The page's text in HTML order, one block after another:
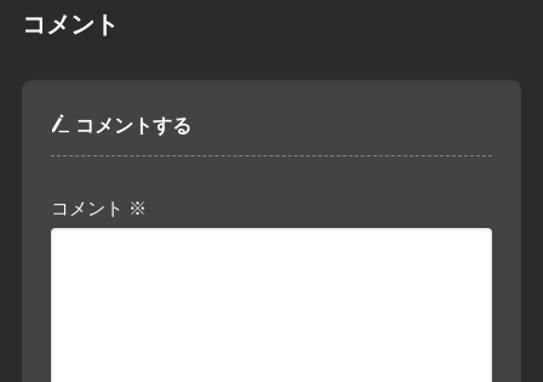
コメント
コメントする
コメント ※